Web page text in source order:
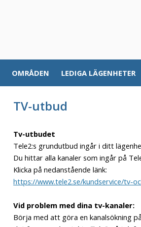
OMRÅDEN LEDIGA LÄGENHETER
TV-utbud
Tv-utbudet
Tele2:s grundutbud ingår i ditt
Du hittar alla kanaler som ingår på
Klicka på nedanstående länk:
https://www.tele2.se/kundservice/tv-
Vid problem med dina tv-kanaler:
Börja med att göra en kanalsökning